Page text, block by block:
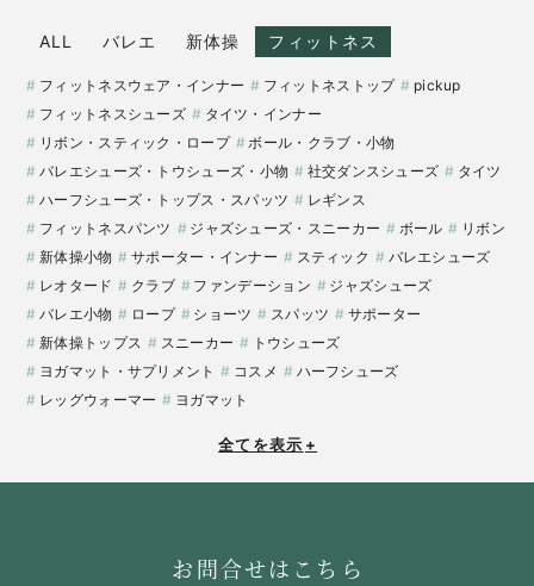
ALL バレエ 新体操 フィットネス
フィットネスウェア・インナー フィットネストップ
pickup
フィットネスシューズ
タイツ・インナー
リボン・スティック・ロープ
ボール・クラブ・小物
バレエシューズ・トウシューズ・小物
社交ダンスシューズ
タイツ
ハーフシューズ・トップス・スパッツ
レギンス
フィットネスパンツ
ジャズシューズ・スニーカー ボール
リボン
新体操小物
サポーター・インナー スティック
バレエシューズ
レオタード
クラブ ファンデーション
ジャズシューズ
バレエ小物
ロープ ショーツ スパッツ
サポーター
新体操トップス
スニーカー
トウシューズ
ヨガマット・サプリメント
コスメ
ハーフシューズ
レッグウォーマー
ヨガマット
全てを表示 +
お問合せはこちら